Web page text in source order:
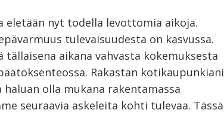
eletään nyt todella levottomia aikoja.
tulevaisuudesta on kasvussa.
tällaisena aikana vahvasta kokemuksesta
Rakastan kotikaupunkiani
haluan olla mukana rakentamassa
seuraavia askeleita kohti tulevaa. Tässä